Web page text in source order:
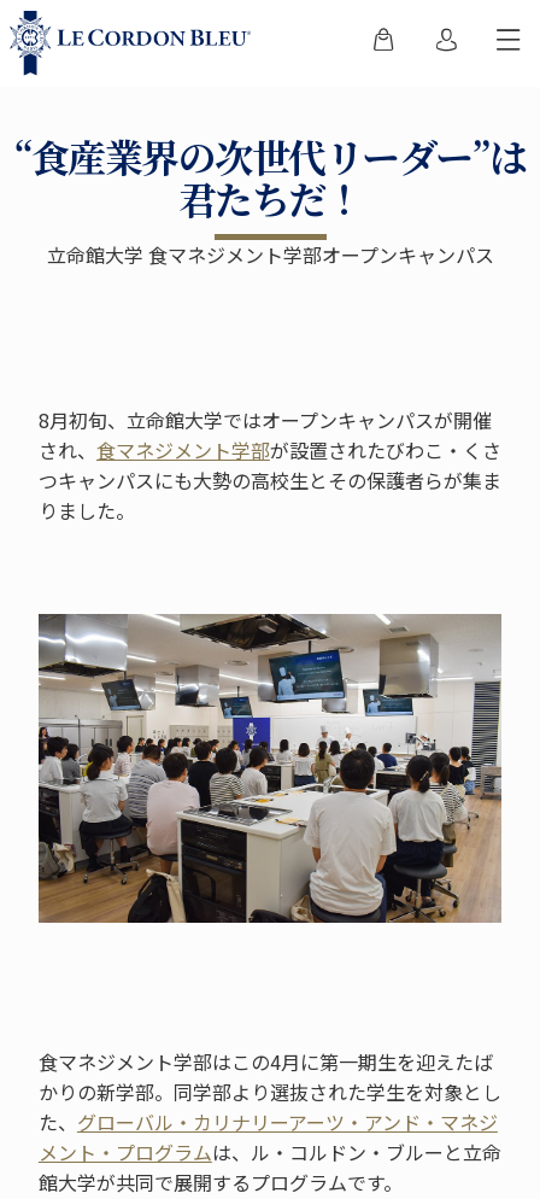
“食産業界の次世代リーダー”は
君たちだ！
立命館大学 食マネジメント学部オープンキャンパス
8月初旬、立命館大学ではオープンキャンパスが開催
され、 食マネジメント学部が設置されたびわこ・くさ
つキャンパスにも大勢の高校生とその保護者らが集ま
りました。
食マネジメント学部はこの4月に第一期生を迎えたば
かりの新学部。同学部より選抜された学生を対象とし
た、 グローバル・カリナリーアーツ・アンド・マネジ
メント・プログラムは、ル・コルドン・ブルーと立命
館大学が共同で展開するプログラムです。